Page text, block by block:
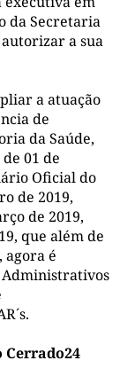
da Secretaria
a sua
a atuação
de
da Saúde,
01 de
Oficial do
de 2019,
de 2019,
que além de
agora é
Administrativos
Cerrado24